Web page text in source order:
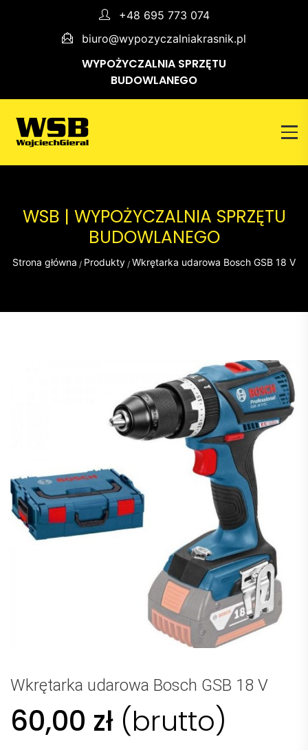
+48 695 773 074
biuro@wypozyczalniakrasnik.pl
WYPOŻYCZALNIA SPRZĘTU
BUDOWLANEGO
WSB | WYPOŻYCZALNIA SPRZĘTU
BUDOWLANEGO
Strona główna Produkty Wkrętarka udarowa Bosch GSB 18 V
Wkrętarka udarowa Bosch GSB 18 V
60,00 zł (brutto)